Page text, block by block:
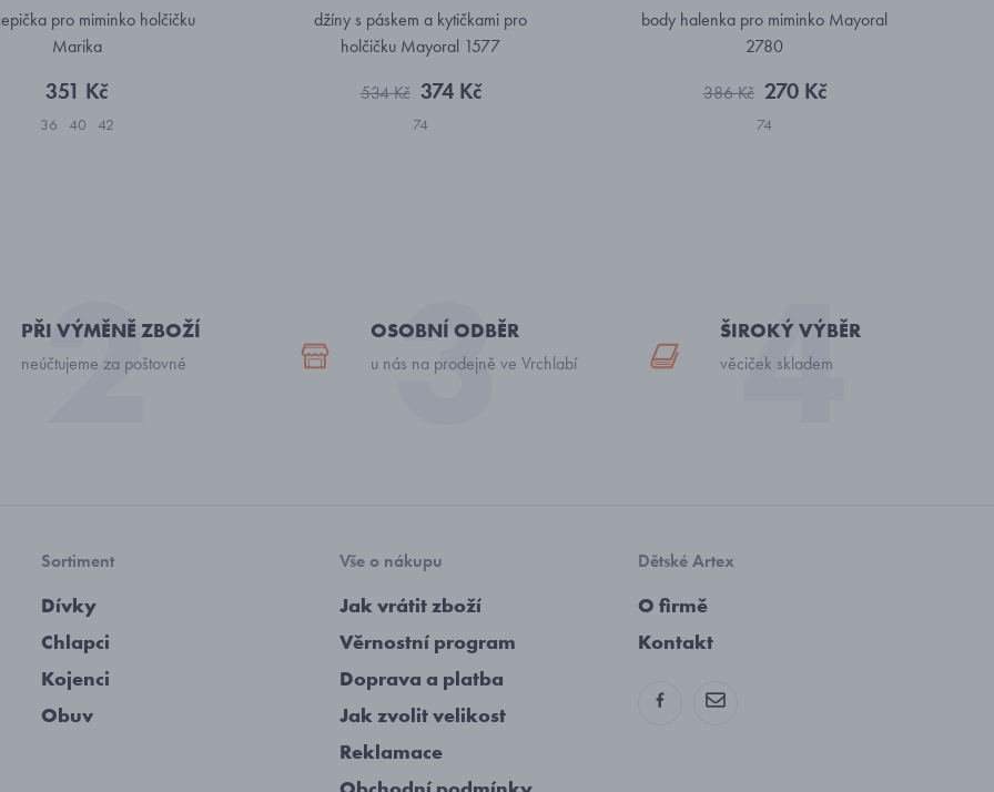
pro miminko holčičku
Marika
351 Kč
36 40 42
džíny s páskem a kytičkami pro
holčičku Mayoral 1577
534 Kč 374 Kč
74
body halenka pro miminko Mayoral
2780
386 Kč 270 Kč
74
PŘI VÝMĚNĚ ZBOŽÍ
neúčtujeme za poštovné
OSOBNÍ ODBĚR
u nás na prodejně ve Vrchlabí
ŠIROKÝ VÝBĚR
věciček skladem
Sortiment
Dívky
Chlapci
Kojenci
Obuv
Vše o nákupu
Jak vrátit zboží
Věrnostní program
Doprava a platba
Jak zvolit velikost
Reklamace
Dětské Artex
O firmě
Kontakt